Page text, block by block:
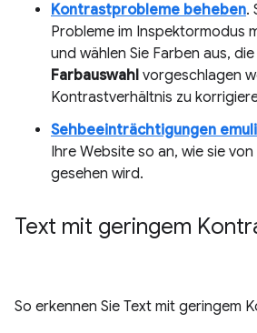
Kontrastprobleme beheben.
Probleme im Inspektormodus
und wählen Sie Farben aus,
Farbauswahl vorgeschlagen
Kontrastverhältnis zu
Sehbeeinträchtigungen
Ihre Website so an, wie sie
gesehen wird.
Text mit geringem
So erkennen Sie Text mit geringem